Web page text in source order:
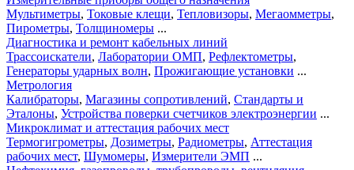
Мультиметры, Токовые клещи, Тепловизоры, Мегаомметры,
Пирометры, Толщиномеры ...
Диагностика и ремонт кабельных линий
Трассоискатели, Лаборатории ОМП, Рефлектометры,
Генераторы ударных волн, Прожигающие установки ...
Метрология
Калибраторы, Магазины сопротивлений, Стандарты и
Эталоны, Устройства поверки счетчиков электроэнергии ...
Микроклимат и аттестация рабочих мест
Термогигрометры, Дозиметры, Радиометры, Аттестация
рабочих мест, Шумомеры, Измерители ЭМП ...